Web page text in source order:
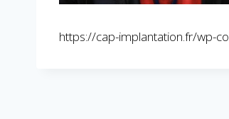
https://cap-implantation.fr/wp-